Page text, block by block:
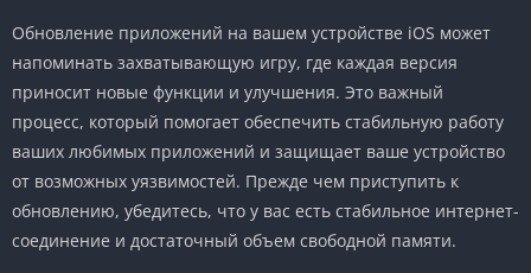
Обновление приложений на вашем устройстве iOS может
напоминать захватывающую игру, где каждая версия
приносит новые функции и улучшения. Это важный
процесс, который помогает обеспечить стабильную работу
ваших любимых приложений и защищает ваше устройство
от возможных уязвимостей. Прежде чем приступить к
обновлению, убедитесь, что у вас есть стабильное интернет-
соединение и достаточный объем свободной памяти.